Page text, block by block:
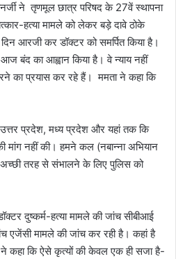
ने तृणमूल छात्र परिषद के 27वें स्थापना
हत्या मामले को लेकर बड़े दावे ठोके
आरजी कर डॉक्टर को समर्पित किया है।
बंद का आह्वान किया है। वे न्याय नहीं
का प्रयास कर रहे हैं। ममता ने कहा कि
उत्तर प्रदेश, मध्य प्रदेश और यहां तक कि
मांग नहीं की। हमने कल (नबान्ना अभियान
अच्छी तरह से संभालने के लिए पुलिस को
दुष्कर्म-हत्या मामले की जांच सीबीआई
एजेंसी मामले की जांच कर रही है। कहां है
ने कहा कि ऐसे कृत्यों की केवल एक ही सजा है-